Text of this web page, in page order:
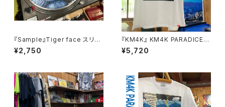
『Sample』Tiger face スリッ
プマット ターンテーブルマット フ
ェルト製 12インチ
¥2,750
『KM4K』 KM4K PARADICE
T’s 2022
¥5,720